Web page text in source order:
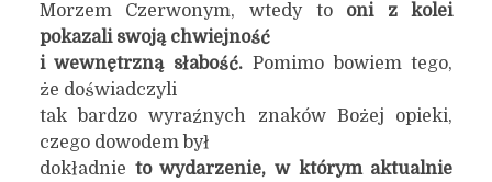
Morzem Czerwonym, wtedy to oni z kolei
pokazali swoją chwiejność
i wewnętrzną słabość. Pomimo bowiem tego,
że doświadczyli
tak bardzo wyraźnych znaków Bożej opieki,
czego dowodem był
dokładnie to wydarzenie, w którym aktualnie